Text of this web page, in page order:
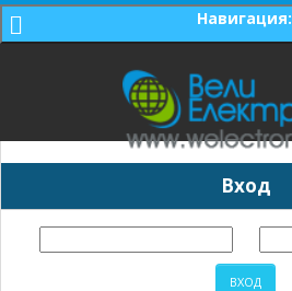
Навигация:
Вход